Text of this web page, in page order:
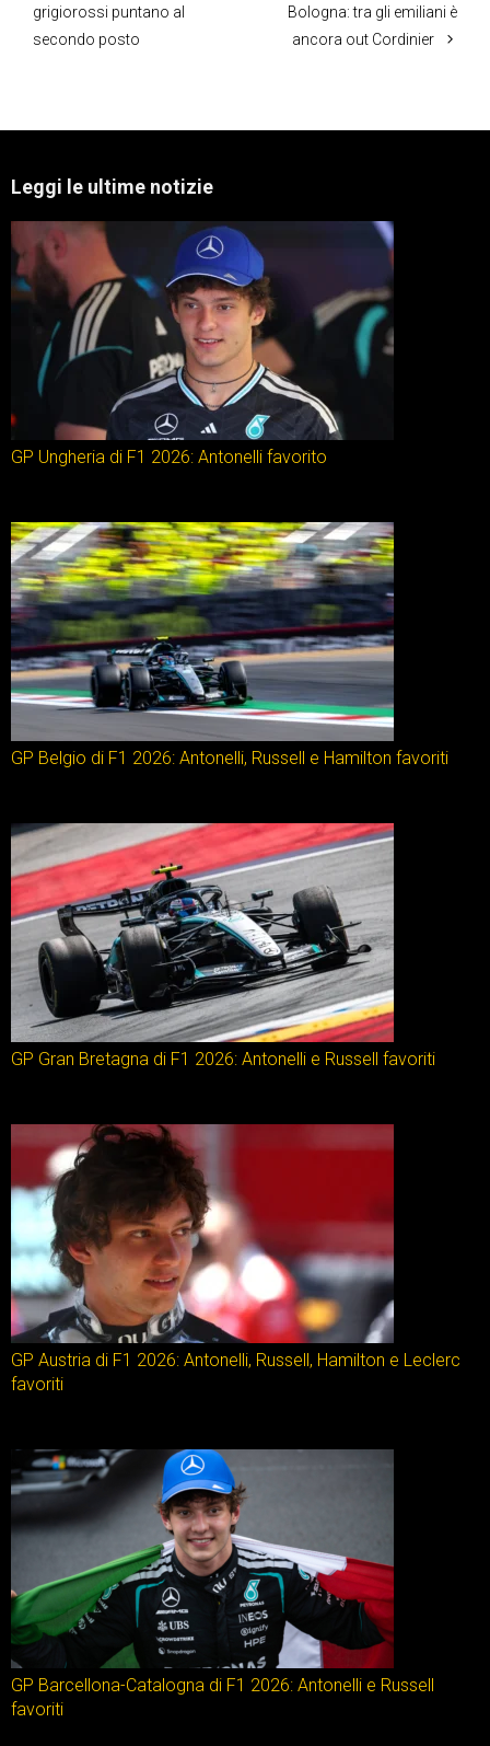
grigiorossi puntano al
secondo posto
Bologna: tra gli emiliani è
ancora out Cordinier
Leggi le ultime notizie
GP Ungheria di F1 2026: Antonelli favorito
GP Belgio di F1 2026: Antonelli, Russell e Hamilton favoriti
GP Gran Bretagna di F1 2026: Antonelli e Russell favoriti
GP Austria di F1 2026: Antonelli, Russell, Hamilton e Leclerc
favoriti
GP Barcellona-Catalogna di F1 2026: Antonelli e Russell
favoriti